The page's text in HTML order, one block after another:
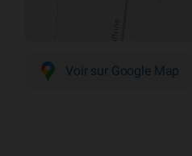
Voir sur Google Map